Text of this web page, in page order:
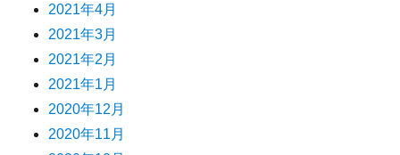
2021年4月
2021年3月
2021年2月
2021年1月
2020年12月
2020年11月